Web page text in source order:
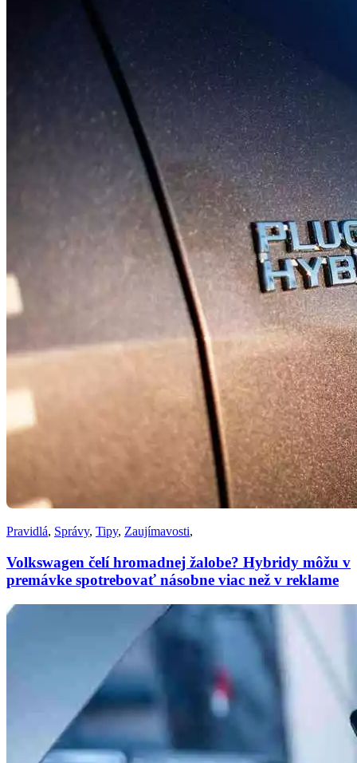
Pravidlá, Správy, Tipy, Zaujímavosti,
Volkswagen čelí hromadnej žalobe? Hybridy môžu v
premávke spotrebovať násobne viac než v reklame